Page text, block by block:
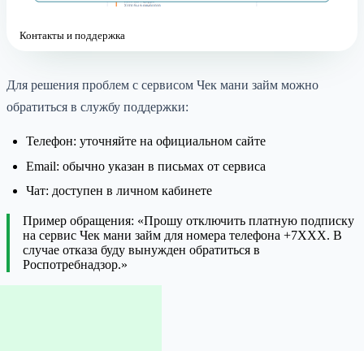
Контакты и поддержка
Для решения проблем с сервисом Чек мани займ можно
обратиться в службу поддержки:
Телефон: уточняйте на официальном сайте
Email: обычно указан в письмах от сервиса
Чат: доступен в личном кабинете
Пример обращения: «Прошу отключить платную подписку
на сервис Чек мани займ для номера телефона +7XXX. В
случае отказа буду вынужден обратиться в
Роспотребнадзор.»